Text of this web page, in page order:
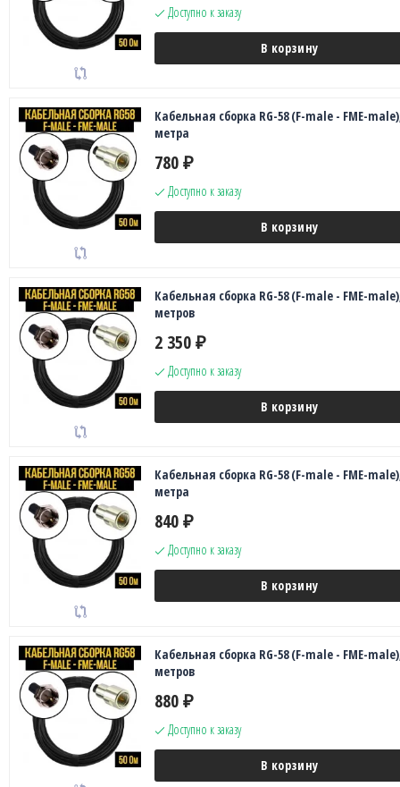
Доступно к заказу
В корзину
Кабельная сборка RG-58 (F-male - FME-
метра
780 ₽
Доступно к заказу
В корзину
Кабельная сборка RG-58 (F-male - FME-
метров
2 350 ₽
Доступно к заказу
В корзину
Кабельная сборка RG-58 (F-male - FME-
метра
840 ₽
Доступно к заказу
В корзину
Кабельная сборка RG-58 (F-male - FME-
метров
880 ₽
Доступно к заказу
В корзину